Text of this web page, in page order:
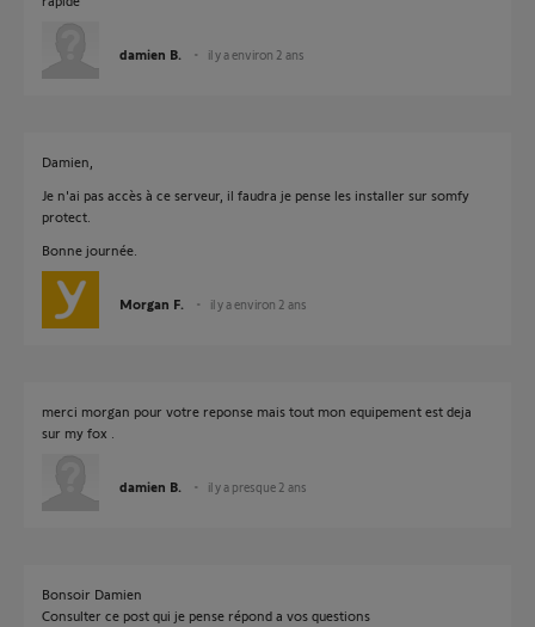
damien B. il y a environ 2 ans
Damien,
Je n'ai pas accès à ce serveur, il faudra je pense les installer sur somfy
protect.
Bonne journée.
Morgan F. il y a environ 2 ans
merci morgan pour votre reponse mais tout mon equipement est deja
sur my fox .
damien B. il y a presque 2 ans
Bonsoir Damien
Consulter ce post qui je pense répond a vos questions